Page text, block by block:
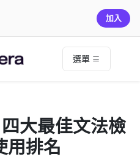
加入
選單
大最佳文法檢
排名